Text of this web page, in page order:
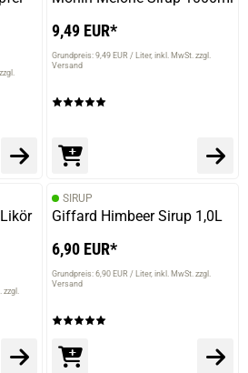
9,49 EUR*
Grundpreis: 9,49 EUR / Liter inkl. MwSt. zzgl.
Versand
zzgl.
SIRUP
Giffard Himbeer Sirup 1,0L
6,90 EUR*
Grundpreis: 6,90 EUR / Liter inkl. MwSt. zzgl.
Versand